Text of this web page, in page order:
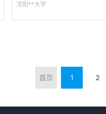
沈阳**大学
首页 1 2